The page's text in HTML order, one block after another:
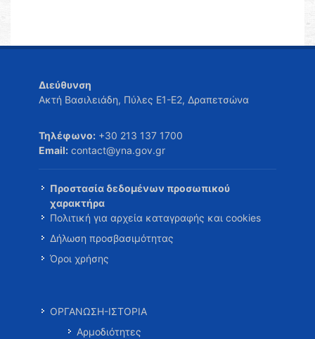
Διεύθυνση
Ακτή Βασιλειάδη, Πύλες Ε1-Ε2, Δραπετσώνα
Τηλέφωνο: +30 213 137 1700
Email: contact@yna.gov.gr
Προστασία δεδομένων προσωπικού
χαρακτήρα
Πολιτική για αρχεία καταγραφής και cookies
Δήλωση προσβασιμότητας
Όροι χρήσης
ΟΡΓΑΝΩΣΗ-ΙΣΤΟΡΙΑ
Αρμοδιότητες